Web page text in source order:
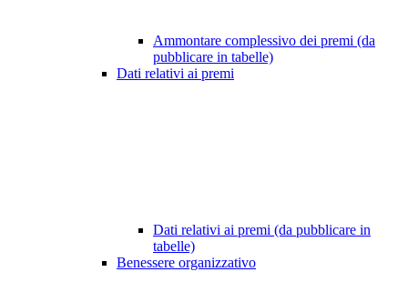
Ammontare complessivo dei premi (da
pubblicare in tabelle)
Dati relativi ai premi
Dati relativi ai premi (da pubblicare in
tabelle)
Benessere organizzativo